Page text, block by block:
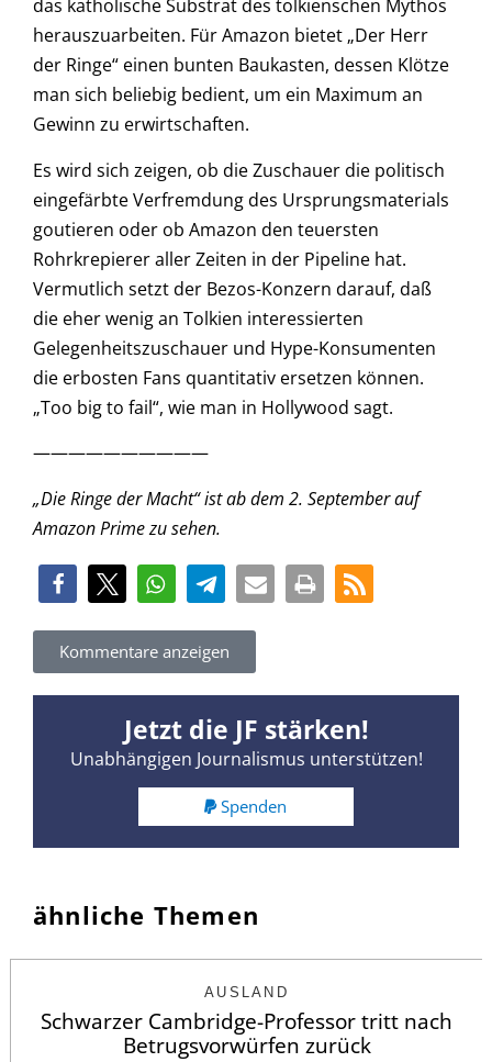
das katholische Substrat des tolkienschen Mythos
herauszuarbeiten. Für Amazon bietet „Der Herr
der Ringe“ einen bunten Baukasten, dessen Klötze
man sich beliebig bedient, um ein Maximum an
Gewinn zu erwirtschaften.
Es wird sich zeigen, ob die Zuschauer die politisch
eingefärbte Verfremdung des Ursprungsmaterials
goutieren oder ob Amazon den teuersten
Rohrkrepierer aller Zeiten in der Pipeline hat.
Vermutlich setzt der Bezos-Konzern darauf, daß
die eher wenig an Tolkien interessierten
Gelegenheitszuschauer und Hype-Konsumenten
die erbosten Fans quantitativ ersetzen können.
„Too big to fail“, wie man in Hollywood sagt.
——————————
„Die Ringe der Macht“ ist ab dem 2. September auf
Amazon Prime zu sehen.
Kommentare anzeigen
Jetzt die JF stärken!
Unabhängigen Journalismus unterstützen!
Spenden
ähnliche Themen
AUSLAND
Schwarzer Cambridge-Professor tritt nach
Betrugsvorwürfen zurück